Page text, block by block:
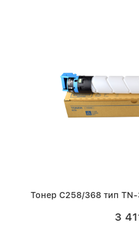
Тонер C258/368 тип
3